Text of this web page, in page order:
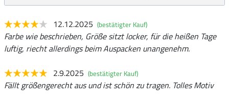
12.12.2025 (bestätigter Kauf)
Farbe wie beschrieben, Größe sitzt locker, für die heißen Tage
luftig, riecht allerdings beim Auspacken unangenehm.
2.9.2025 (bestätigter Kauf)
Fällt größengerecht aus und ist schön zu tragen. Tolles Motiv